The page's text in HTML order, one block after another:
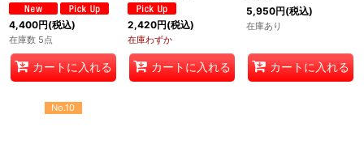
4,400円(税込)
在庫数 5点
カートに入れる
2,420円(税込)
在庫わずか
カートに入れる
5,950円(税込)
在庫あり
カートに入れる
No.10